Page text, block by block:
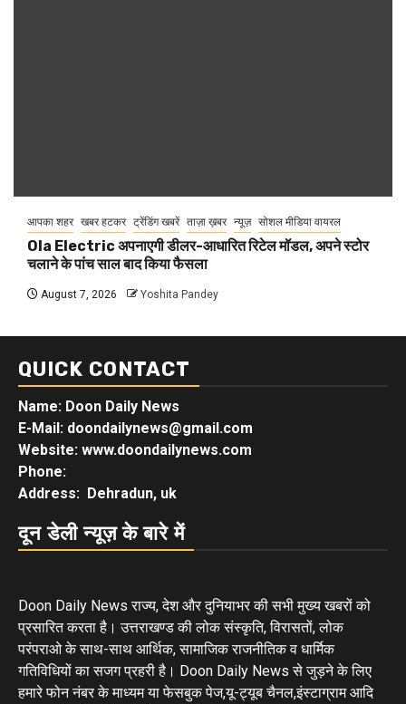
आपका शहर खबर हटकर ट्रेंडिंग खबरें ताज़ा ख़बर न्यूज़ सोशल मीडिया वायरल
Ola Electric अपनाएगी डीलर-आधारित रिटेल मॉडल, अपने स्टोर
चलाने के पांच साल बाद किया फैसला
August 7, 2026 Yoshita Pandey
QUICK CONTACT
Name: Doon Daily News
E-Mail: doondailynews@gmail.com
Website: www.doondailynews.com
Phone:
Address: Dehradun, uk
दून डेली न्यूज़ के बारे में
Doon Daily News राज्य, देश और दुनियाभर की सभी मुख्य खबरों को
प्रसारित करता है। उत्तराखण्ड की लोक संस्कृति, विरासतों, लोक
परंपराओ के साथ-साथ आर्थिक, सामाजिक राजनीतिक व धार्मिक
गतिविधियों का सजग प्रहरी है। Doon Daily News से जुड़ने के लिए
हमारे फोन नंबर के माध्यम या फेसबुक पेज,यू-ट्यूब चैनल,इंस्टाग्राम आदि